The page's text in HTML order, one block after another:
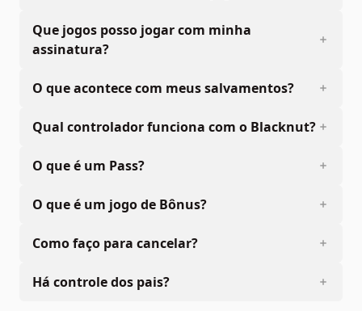
Que jogos posso jogar com minha
assinatura?
O que acontece com meus salvamentos?
Qual controlador funciona com o Blacknut?
O que é um Pass?
O que é um jogo de Bônus?
Como faço para cancelar?
Há controle dos pais?